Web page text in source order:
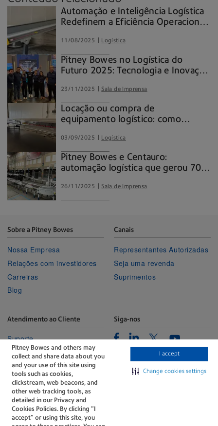
Pitney Bowes and others may
collect and share data about you
and your use of this site using
tools such as cookies,
clickstream, web beacons, and
other web tracking tools, as
detailed in our Privacy and
Cookies Policies. By clicking “I
accept” or using this site, you
I accept
Change cookies settings
Automação e Inteligência Logística
Redefinem a Eficiência Operacional
11/08/2025 Logística
Pitney Bowes no Logística do
Futuro 2025: Tecnologia e Inovação
Logística
23/11/2025 Sala de Imprensa
Locação ou compra de
equipamento logístico: como
sua operação
03/09/2025 Logística
Pitney Bowes e Centauro:
automação logística que gerou 70%
26/11/2025 Sala de Imprensa
Sobre a Pitney Bowes
Nossa Empresa
Relações com investidores
Carreiras
Blog
Canais
Representantes Autorizadas
Seja uma revenda
Suprimentos
Atendimento ao Cliente
Suporte
Portal de Gerenciamento
Fale conosco
Siga-nos
FacebookLinkedinTwitterYoutube